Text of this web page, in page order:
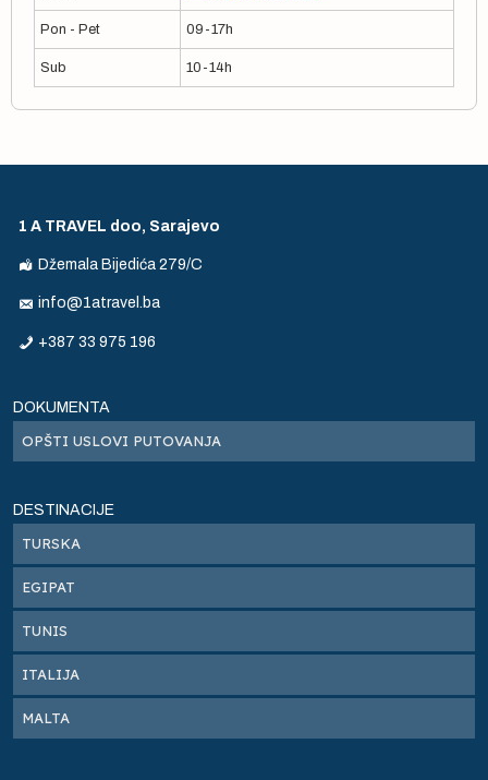
Pon - Pet 09-17h
Sub 10-14h
1 A TRAVEL doo, Sarajevo
Džemala Bijedića 279/C
info@1atravel.ba
+387 33 975 196
DOKUMENTA
OPŠTI USLOVI PUTOVANJA
DESTINACIJE
TURSKA
EGIPAT
TUNIS
ITALIJA
MALTA